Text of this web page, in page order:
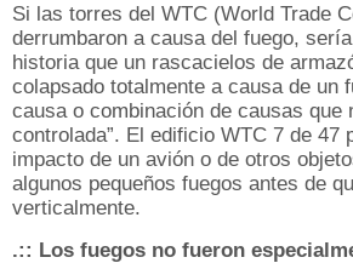
Si las torres del WTC (World Trade
derrumbaron a causa del fuego,
historia que un rascacielos de
colapsado totalmente a causa de un
causa o combinación de causas que
controlada”. El edificio WTC 7 de 47
impacto de un avión o de otros
algunos pequeños fuegos antes de
verticalmente.
.:: Los fuegos no fueron